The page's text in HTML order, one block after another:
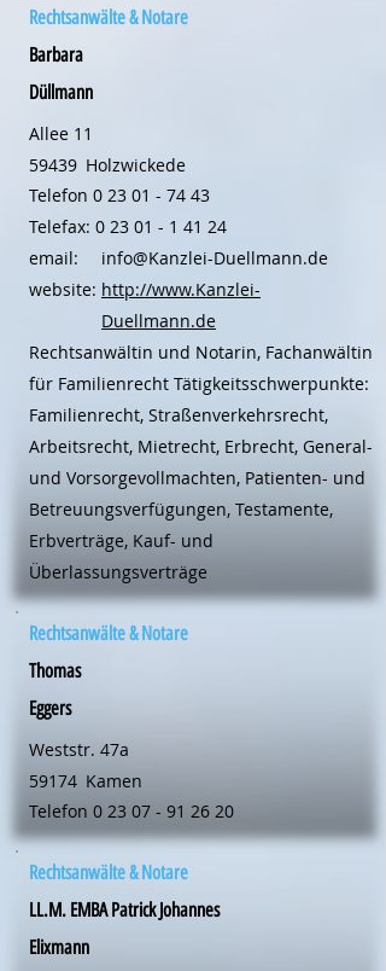
Rechtsanwälte & Notare
Barbara
Düllmann
Allee 11
59439 Holzwickede
Telefon 0 23 01 - 74 43
Telefax: 0 23 01 - 1 41 24
email:
website:
info@Kanzlei-Duellmann.de
http://www.Kanzlei-
Duellmann.de
Rechtsanwältin und Notarin, Fachanwältin
für Familienrecht Tätigkeitsschwerpunkte:
Familienrecht, Straßenverkehrsrecht,
Arbeitsrecht, Mietrecht, Erbrecht, General-
und Vorsorgevollmachten, Patienten- und
Betreuungsverfügungen, Testamente,
Erbverträge, Kauf- und
Überlassungsverträge
Rechtsanwälte & Notare
Thomas
Eggers
Weststr. 47a
59174 Kamen
Telefon 0 23 07 - 91 26 20
Rechtsanwälte & Notare
LL.M. EMBA Patrick Johannes
Elixmann